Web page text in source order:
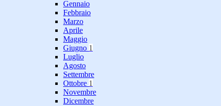
Gennaio
Febbraio
Marzo
Aprile
Maggio
Giugno 1
Luglio
Agosto
Settembre
Ottobre 1
Novembre
Dicembre